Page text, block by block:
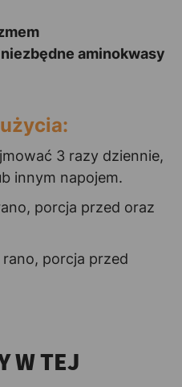
aminokwasy
3 razy dziennie,
innym napojem.
porcja przed oraz
porcja przed
W TEJ